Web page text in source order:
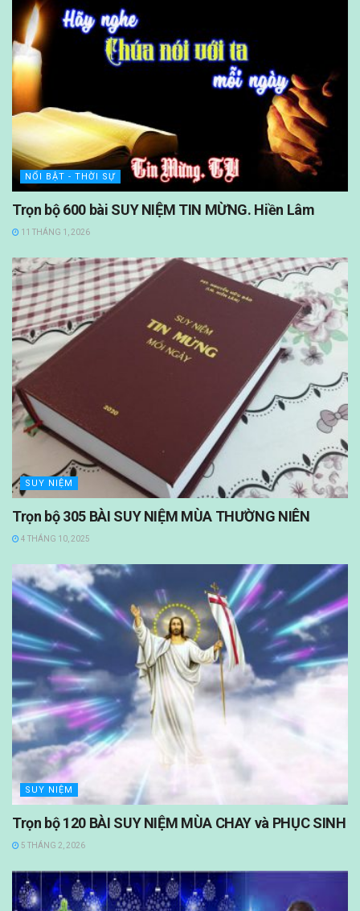
NỔI BẬT - THỜI SỰ
Trọn bộ 600 bài SUY NIỆM TIN MỪNG. Hiền Lâm
11 THÁNG 1, 2026
SUY NIỆM
Trọn bộ 305 BÀI SUY NIỆM MÙA THƯỜNG NIÊN
4 THÁNG 10, 2025
SUY NIỆM
Trọn bộ 120 BÀI SUY NIỆM MÙA CHAY và PHỤC SINH
5 THÁNG 2, 2026